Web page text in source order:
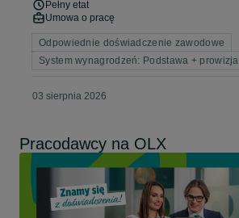
Pełny etat
Umowa o pracę
Odpowiednie doświadczenie zawodowe
System wynagrodzeń: Podstawa + prowizja
03 sierpnia 2026
Pracodawcy na OLX